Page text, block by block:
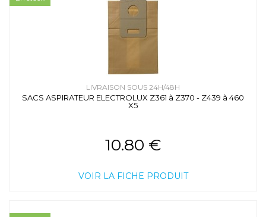
LIVRAISON SOUS 24H/48H
SACS ASPIRATEUR ELECTROLUX Z361 à Z370 - Z439 à 460
X5
10.80 €
VOIR LA FICHE PRODUIT